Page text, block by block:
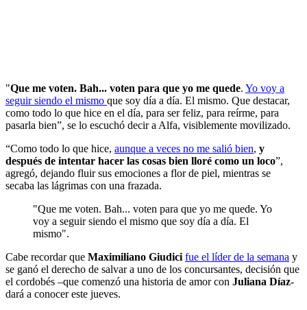
"Que me voten. Bah... voten para que yo me quede. Yo voy a
seguir siendo el mismo que soy día a día. El mismo. Que destacar,
como todo lo que hice en el día, para ser feliz, para reírme, para
pasarla bien”, se lo escuchó decir a Alfa, visiblemente movilizado.
“Como todo lo que hice, aunque a veces no me salió bien, y
después de intentar hacer las cosas bien lloré como un loco”,
agregó, dejando fluir sus emociones a flor de piel, mientras se
secaba las lágrimas con una frazada.
"Que me voten. Bah... voten para que yo me quede. Yo
voy a seguir siendo el mismo que soy día a día. El
mismo".
Cabe recordar que Maximiliano Giudici fue el líder de la semana y
se ganó el derecho de salvar a uno de los concursantes, decisión que
el cordobés –que comenzó una historia de amor con Juliana Díaz-
dará a conocer este jueves.